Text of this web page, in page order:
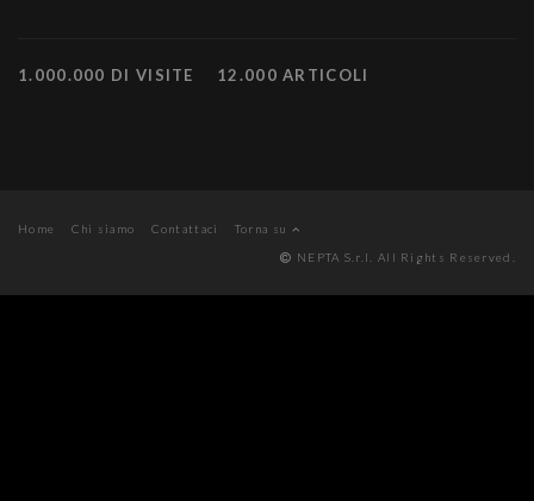
1.000.000 DI VISITE 12.000 ARTICOLI
Home Chi siamo Contattaci
Torna su
NEPTA S.r.l. All Rights Reserved.